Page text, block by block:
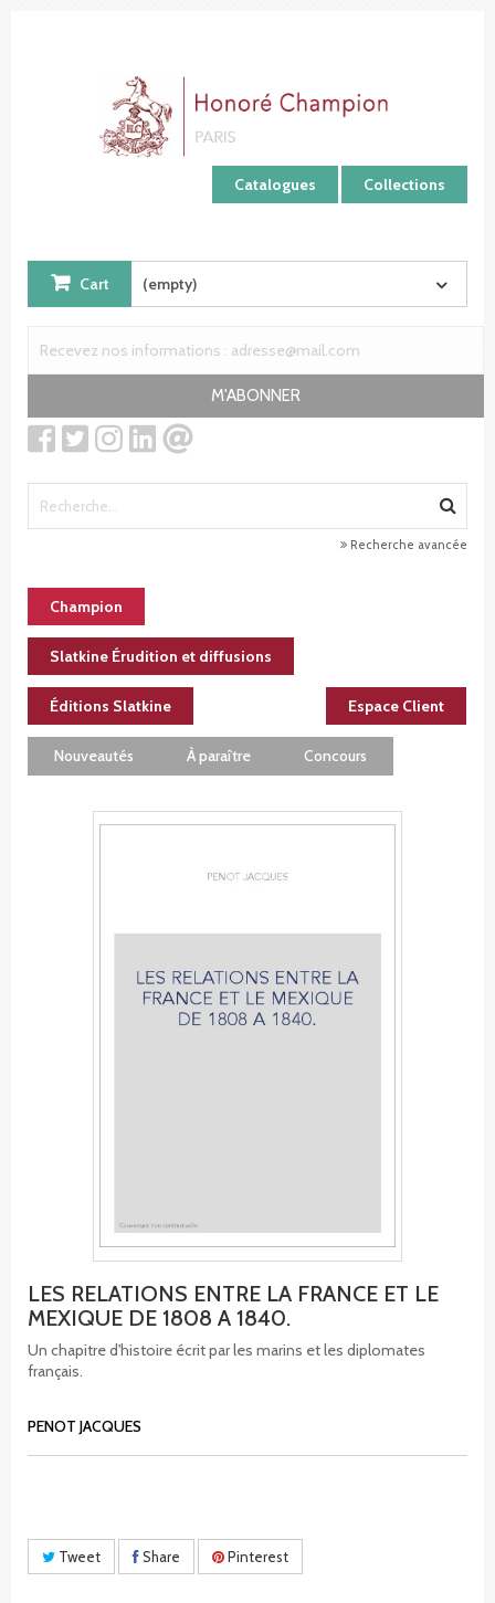
Catalogues Collections
Cart (empty)
M'ABONNER
Recherche avancée
Champion
Slatkine Érudition et diffusions
Éditions Slatkine Espace Client
Nouveautés À paraître Concours
LES RELATIONS ENTRE LA FRANCE ET LE
MEXIQUE DE 1808 A 1840.
Un chapitre d'histoire écrit par les marins et les diplomates
français.
PENOT JACQUES
Tweet Share Pinterest